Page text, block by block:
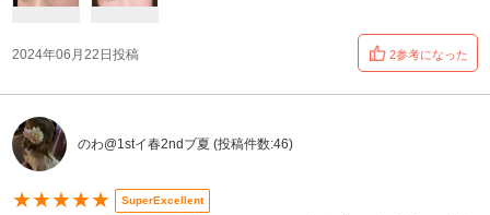
2024年06月22日投稿 2参考になった
のわ@1stイ春2ndブ夏 (投稿件数:46)
★★★★★ SuperExcellent